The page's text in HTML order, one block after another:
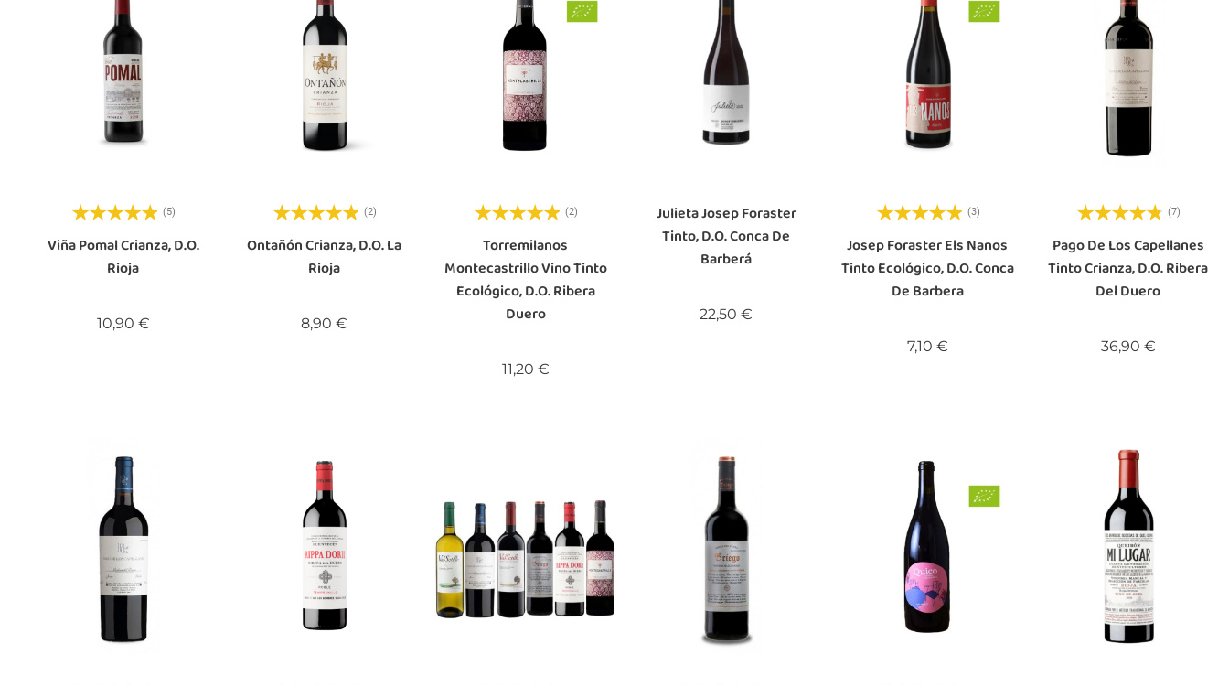
(5)
Viña Pomal Crianza, D.O.
Rioja
10,90 €Precio
(2)
Ontañón Crianza, D.O. La
Rioja
8,90 €
(2)
Torremilanos
Montecastrillo Vino Tinto
Ecológico, D.O. Ribera
Duero
11,20 €Precio
Julieta Josep Foraster
Tinto, D.O. Conca De
Barberá
22,50 €
(3)
Josep Foraster Els Nanos
Tinto Ecológico, D.O. Conca
De Barbera
7,10 €Precio
(7)
Pago De Los Capellanes
Tinto Crianza, D.O. Ribera
Del Duero
36,90 €Precio